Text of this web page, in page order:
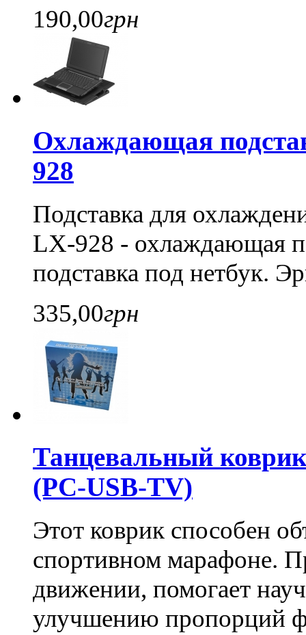
190,00грн
Охлаждающая
928
Подставка для
LX-928 - охлаждающая
подставка под нетбук.
335,00грн
Танцевальный
(PC-USB-TV)
Этот коврик способен
спортивном марафоне.
движении, помогает
улучшению пропорций